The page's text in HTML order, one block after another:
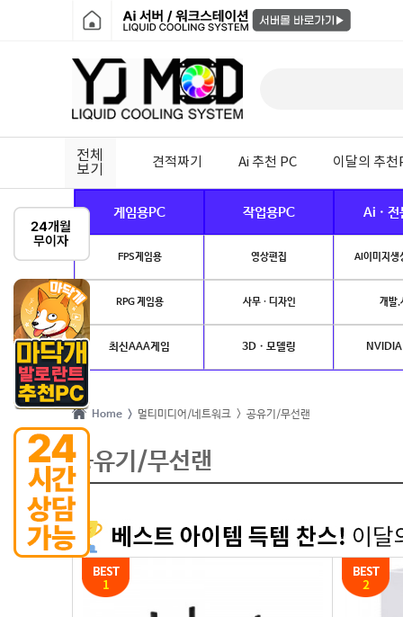
전체
보기
견적짜기 Ai 추천 PC 이달의 추천
게임용PC 작업용PC Ai · 전
FPS게임용 영상편집 AI이미지생
RPG 게임용 사무 · 디자인 개발.
최신AAA게임 3D · 모델링
Home > 멀티미디어/네트워크 > 공유기/무선랜
공유기/무선랜